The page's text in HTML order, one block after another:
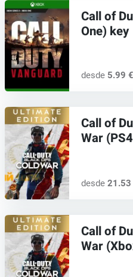
Call of
One) key
desde 5.99 €
Call of
War
desde 21.53
Call of
War